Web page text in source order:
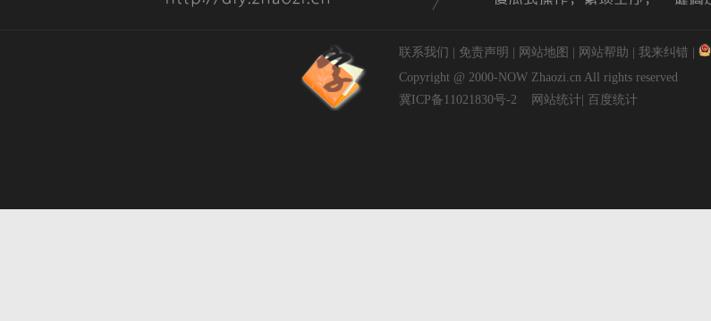
联系我们 免责声明 网站地图 网站帮助 我来纠错
Copyright @ 2000-NOW Zhaozi.cn All rights reserved
冀ICP备11021830号-2
网站统计 百度统计